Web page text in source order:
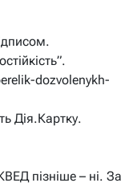
dozvolenykh-
Дія.Картку.
пізніше – ні. За